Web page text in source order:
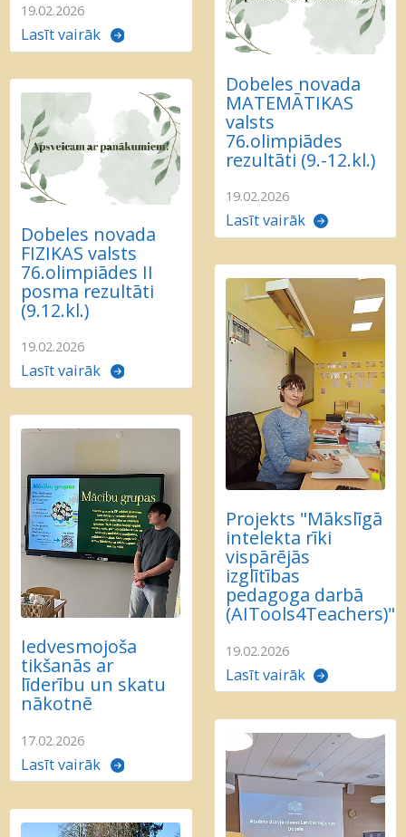
19.02.2026
Lasīt vairāk
Dobeles novada
MATEMĀTIKAS
valsts
76.olimpiādes
rezultāti (9.-12.kl.)
19.02.2026
Lasīt vairāk
Dobeles novada
FIZIKAS valsts
76.olimpiādes II
posma rezultāti
(9.12.kl.)
19.02.2026
Lasīt vairāk
Projekts "Mākslīgā
intelekta rīki
vispārējās
izglītības
pedagoga darbā
(AITools4Teachers)"
19.02.2026
Lasīt vairāk
Iedvesmojoša
tikšanās ar
līderību un skatu
nākotnē
17.02.2026
Lasīt vairāk